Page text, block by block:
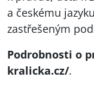
a českému
zastřešeným
Podrobnosti o
kralicka.cz/.